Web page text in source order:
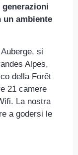
un ambiente
si
Alpes,
della Forêt
21 camere
La nostra
a godersi le